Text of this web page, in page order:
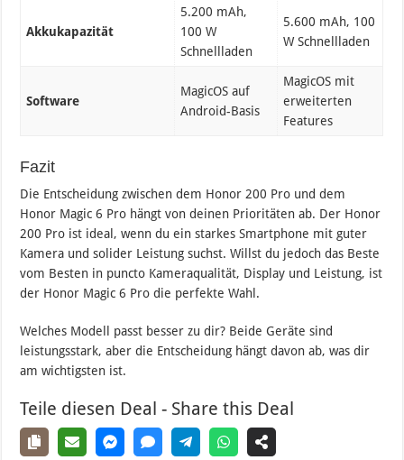
Akkukapazität
5.200 mAh,
100 W
Schnellladen
5.600 mAh, 100
W Schnellladen
Software
MagicOS auf
Android-Basis
MagicOS mit
erweiterten
Features
Fazit
Die Entscheidung zwischen dem Honor 200 Pro und dem
Honor Magic 6 Pro hängt von deinen Prioritäten ab. Der Honor
200 Pro ist ideal, wenn du ein starkes Smartphone mit guter
Kamera und solider Leistung suchst. Willst du jedoch das Beste
vom Besten in puncto Kameraqualität, Display und Leistung, ist
der Honor Magic 6 Pro die perfekte Wahl.
Welches Modell passt besser zu dir? Beide Geräte sind
leistungsstark, aber die Entscheidung hängt davon ab, was dir
am wichtigsten ist.
Teile diesen Deal - Share this Deal